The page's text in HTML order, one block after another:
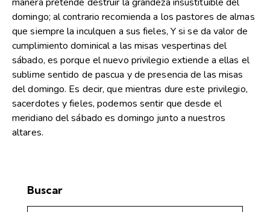
domingo; al contrario recomienda a los pastores de almas
que siempre la inculquen a sus fieles, Y si se da valor de
cumplimiento dominical a las misas vespertinas del
sábado, es porque el nuevo privilegio extiende a ellas el
sublime sentido de pascua y de presencia de las misas
del domingo. Es decir, que mientras dure este privilegio,
sacerdotes y fieles, podemos sentir que desde el
meridiano del sábado es domingo junto a nuestros
altares.
Buscar